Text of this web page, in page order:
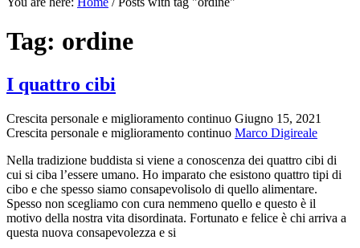
Tag: ordine
I quattro cibi
Crescita personale e miglioramento continuo Giugno 15, 2021
Crescita personale e miglioramento continuo Marco Digireale
Nella tradizione buddista si viene a conoscenza dei quattro cibi di
cui si ciba l’essere umano. Ho imparato che esistono quattro tipi di
cibo e che spesso siamo consapevolisolo di quello alimentare.
Spesso non scegliamo con cura nemmeno quello e questo è il
motivo della nostra vita disordinata. Fortunato e felice è chi arriva a
questa nuova consapevolezza e si